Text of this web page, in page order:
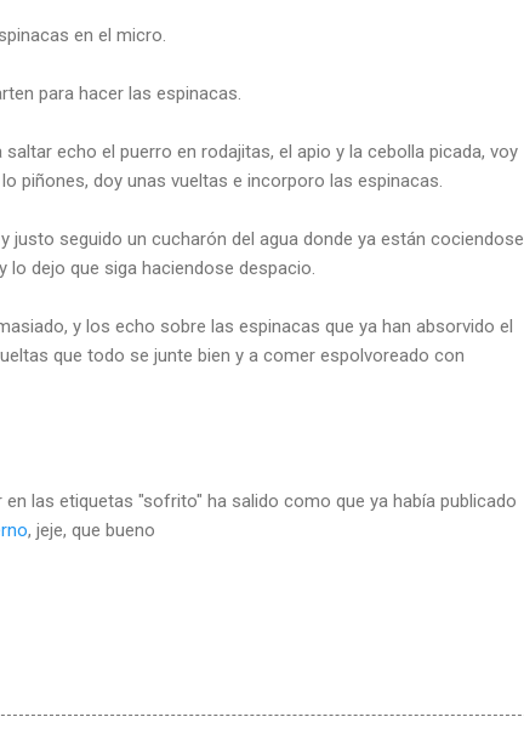
en el micro.
para hacer las espinacas.
echo el puerro en rodajitas, el apio y la cebolla picada, voy
piñones, doy unas vueltas e incorporo las espinacas.
justo seguido un cucharón del agua donde ya están cociendose
dejo que siga haciendose despacio.
y los echo sobre las espinacas que ya han absorvido el
que todo se junte bien y a comer espolvoreado con
las etiquetas "sofrito" ha salido como que ya había publicado
, jeje, que bueno